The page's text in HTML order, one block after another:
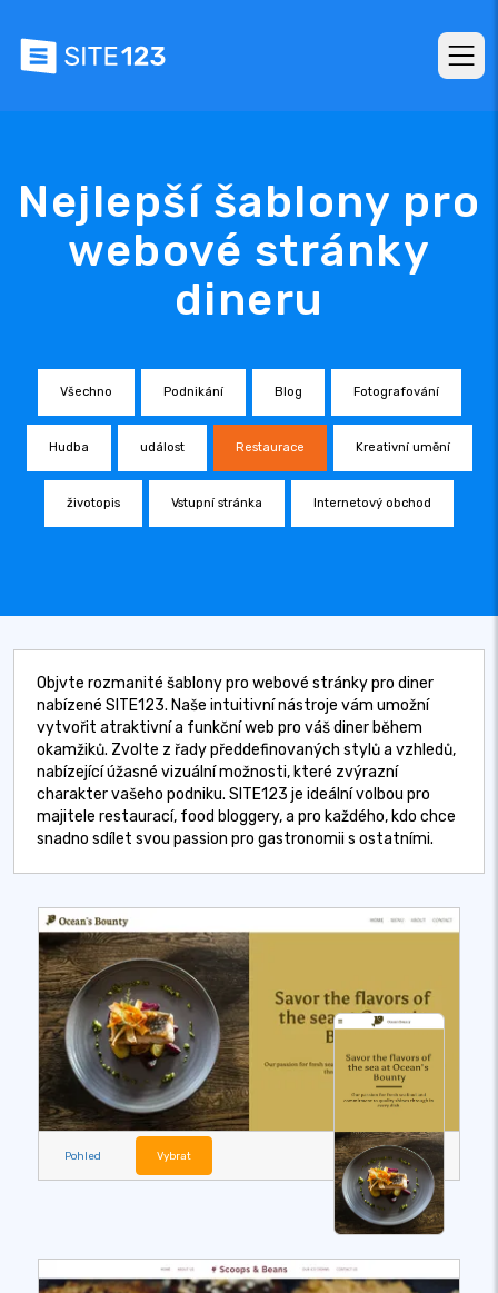
Nejlepší šablony pro
webové stránky
dineru
Všechno Podnikání Blog Fotografování
Hudba událost Restaurace Kreativní umění
životopis Vstupní stránka Internetový obchod
Objvte rozmanité šablony pro webové stránky pro diner
nabízené SITE123. Naše intuitivní nástroje vám umožní
vytvořit atraktivní a funkční web pro váš diner během
okamžiků. Zvolte z řady předdefinovaných stylů a vzhledů,
nabízející úžasné vizuální možnosti, které zvýrazní
charakter vašeho podniku. SITE123 je ideální volbou pro
majitele restaurací, food bloggery, a pro každého, kdo chce
snadno sdílet svou passion pro gastronomii s ostatními.
Pohled Vybrat